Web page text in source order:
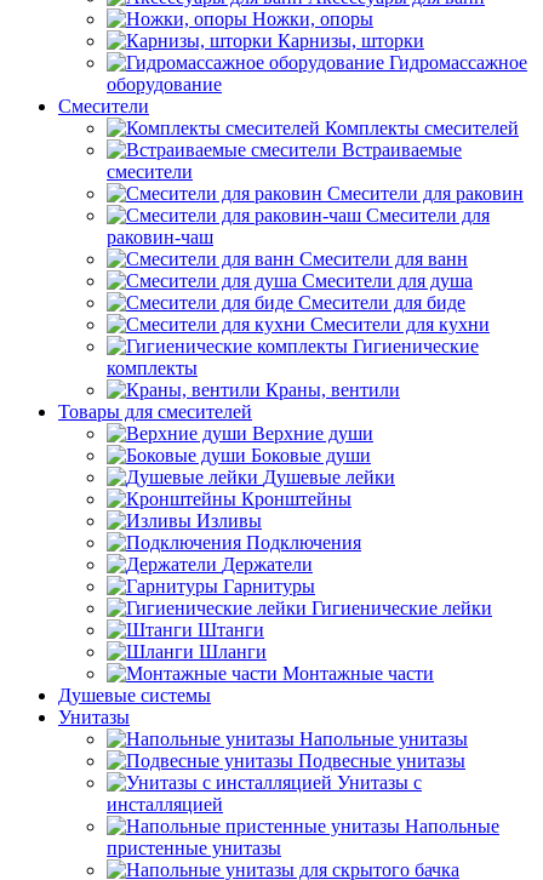
Ножки, опоры
Карнизы, шторки
Гидромассажное
оборудование
Смесители
Комплекты смесителей
Встраиваемые
смесители
Смесители для раковин
Смесители для
раковин-чаш
Смесители для ванн
Смесители для душа
Смесители для биде
Смесители для кухни
Гигиенические
комплекты
Краны, вентили
Товары для смесителей
Верхние души
Боковые души
Душевые лейки
Кронштейны
Изливы
Подключения
Держатели
Гарнитуры
Гигиенические лейки
Штанги
Шланги
Монтажные части
Душевые системы
Унитазы
Напольные унитазы
Подвесные унитазы
Унитазы с
инсталляцией
Напольные
пристенные унитазы